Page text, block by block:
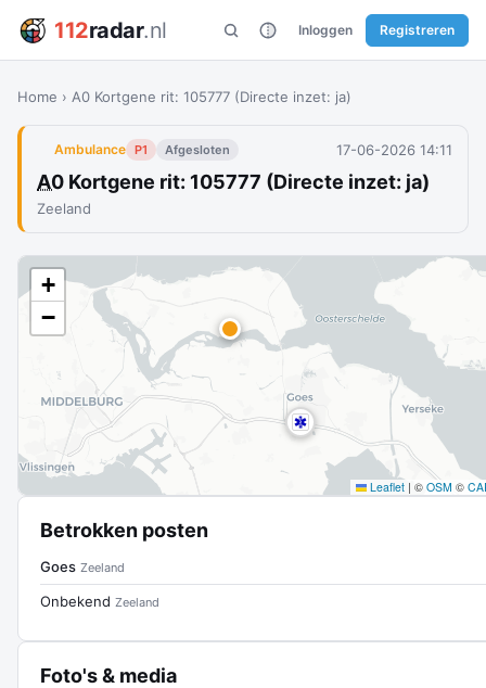
112radar.nl Inloggen Registreren
Home › A0 Kortgene rit: 105777 (Directe inzet: ja)
Ambulance P1 Afgesloten 17-06-2026 14:11
A0 Kortgene rit: 105777 (Directe inzet: ja)
Zeeland
+
−
Leaflet | © OSM ©
Betrokken posten
Goes Zeeland
Onbekend Zeeland
Foto's & media